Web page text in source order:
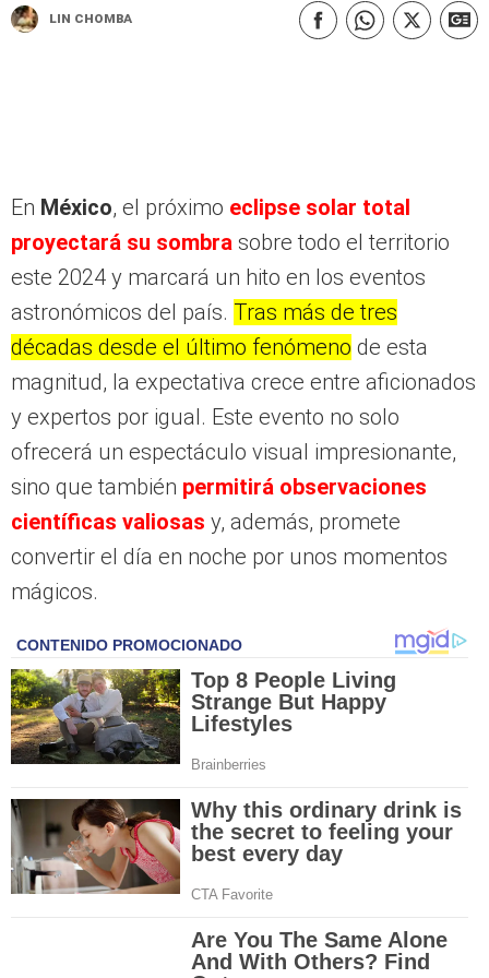
Lin Chomba
En México, el próximo eclipse solar total
proyectará su sombra sobre todo el territorio
este 2024 y marcará un hito en los eventos
astronómicos del país. Tras más de tres
décadas desde el último fenómeno de esta
magnitud, la expectativa crece entre aficionados
y expertos por igual. Este evento no solo
ofrecerá un espectáculo visual impresionante,
sino que también permitirá observaciones
científicas valiosas y, además, promete
convertir el día en noche por unos momentos
mágicos.